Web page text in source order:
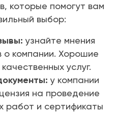
которые помогут вам
выбор:
узнайте мнения
о компании. Хорошие
услуг.
у компании
на проведение
работ и сертификаты